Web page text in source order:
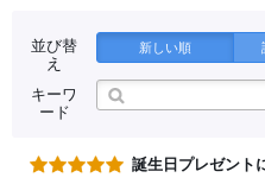
並び替
え
新しい順
キーワ
ード
誕生日プレゼント